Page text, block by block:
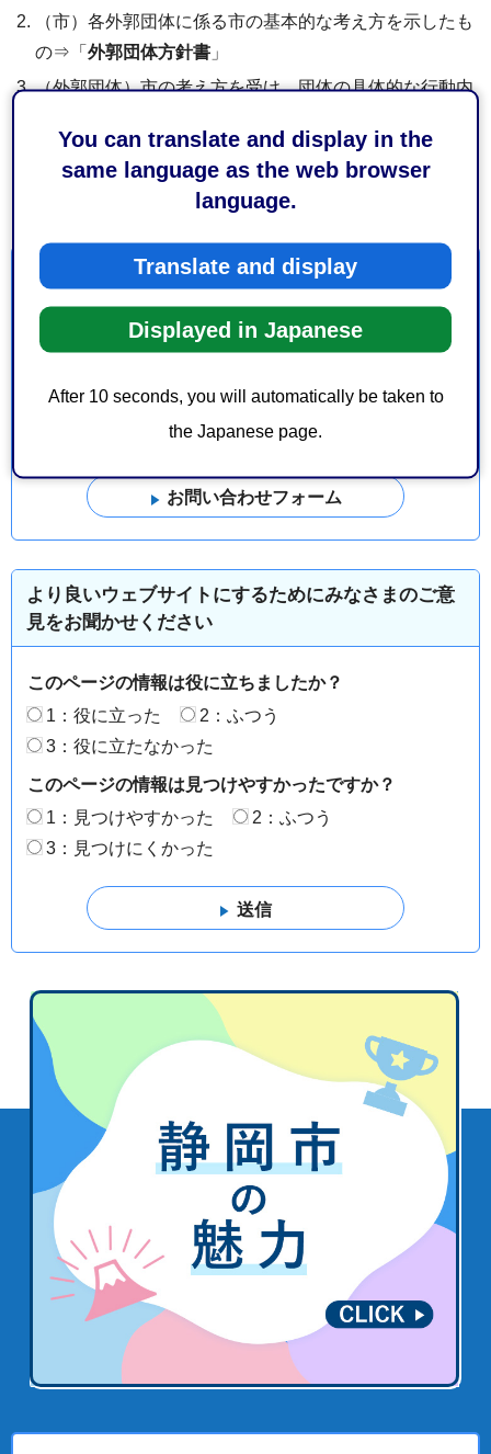
You can translate and display in the
same language as the web browser
language.
Translate and display
Displayed in Japanese
After 10 seconds, you will automatically be taken to
the Japanese page.
（市）各外郭団体に係る市の基本的な考え方を示したも
の⇒「 外郭団体方針書 」
（外郭団体）市の考え方を受け、団体の具体的な行動内
（外郭団体及び市）経営計画に基づく事業実施状況や経
営全般の評価を行ったもの⇒「
お問い合わせ
総務局総務課行財政改革推進係
電話番号：054-221-1754
ファックス番号：054-205-1377
より良いウェブサイトにするためにみなさまのご意
見をお聞かせください
このページの情報は役に立ちましたか？
1：役に立った
2：ふつう
3：役に立たなかった
このページの情報は見つけやすかったですか？
1：見つけやすかった
2：ふつう
3：見つけにくかった